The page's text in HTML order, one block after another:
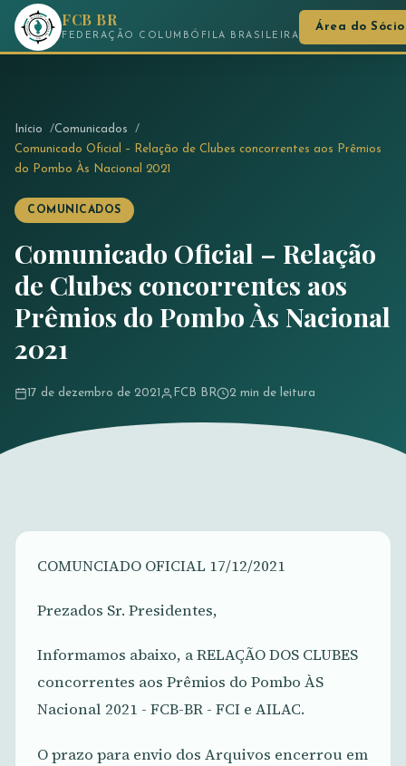
FCB BR
FEDERAÇÃO COLUMBÓFILA BRASILEIRA
Área do Sócio
Início
Comunicados
Comunicado Oficial – Relação de Clubes concorrentes aos Prêmios
do Pombo Às Nacional 2021
COMUNICADOS
Comunicado Oficial – Relação
de Clubes concorrentes aos
Prêmios do Pombo Às Nacional
2021
17 de dezembro de 2021 FCB BR 2 min de leitura
COMUNCIADO OFICIAL 17/12/2021
Prezados Sr. Presidentes,
Informamos abaixo, a RELAÇÃO DOS CLUBES
concorrentes aos Prêmios do Pombo ÀS
Nacional 2021 - FCB-BR - FCI e AILAC.
O prazo para envio dos Arquivos encerrou em